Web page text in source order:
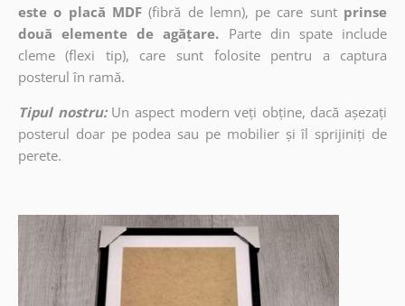
este o placă MDF (fibră de lemn), pe care sunt prinse
două elemente de agățare. Parte din spate include
cleme (flexi tip), care sunt folosite pentru a captura
posterul în ramă.
Tipul nostru: Un aspect modern veți obține, dacă așezați
posterul doar pe podea sau pe mobilier și îl sprijiniți de
perete.